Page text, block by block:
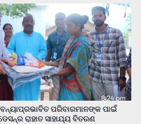
ପରିବାରମାନଙ୍କ ପାଇଁ
ରାହାତ ସାହାଯ୍ୟ ବିତରଣ